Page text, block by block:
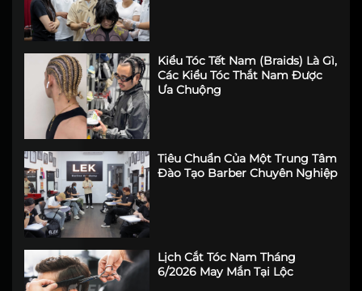
Kiểu Tóc Tết Nam (Braids) Là Gì,
Các Kiểu Tóc Thắt Nam Được
Ưa Chuộng
Tiêu Chuẩn Của Một Trung Tâm
Đào Tạo Barber Chuyên Nghiệp
Lịch Cắt Tóc Nam Tháng
6/2026 May Mắn Tại Lộc